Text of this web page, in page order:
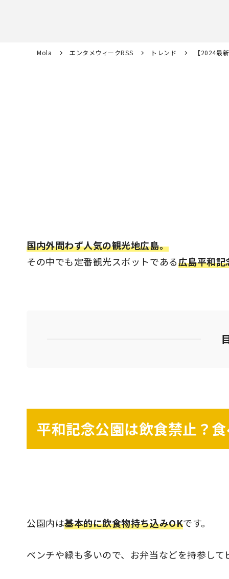
Mola エンタメウィークRSS トレンド 【2024最
国内外問わず人気の観光地広島。
その中でも定番観光スポットである広島平和
平和記念公園は飲食禁止？
公園内は基本的に飲食物持ち込みOKです。
ベンチや緑も多いので、お弁当などを持参し